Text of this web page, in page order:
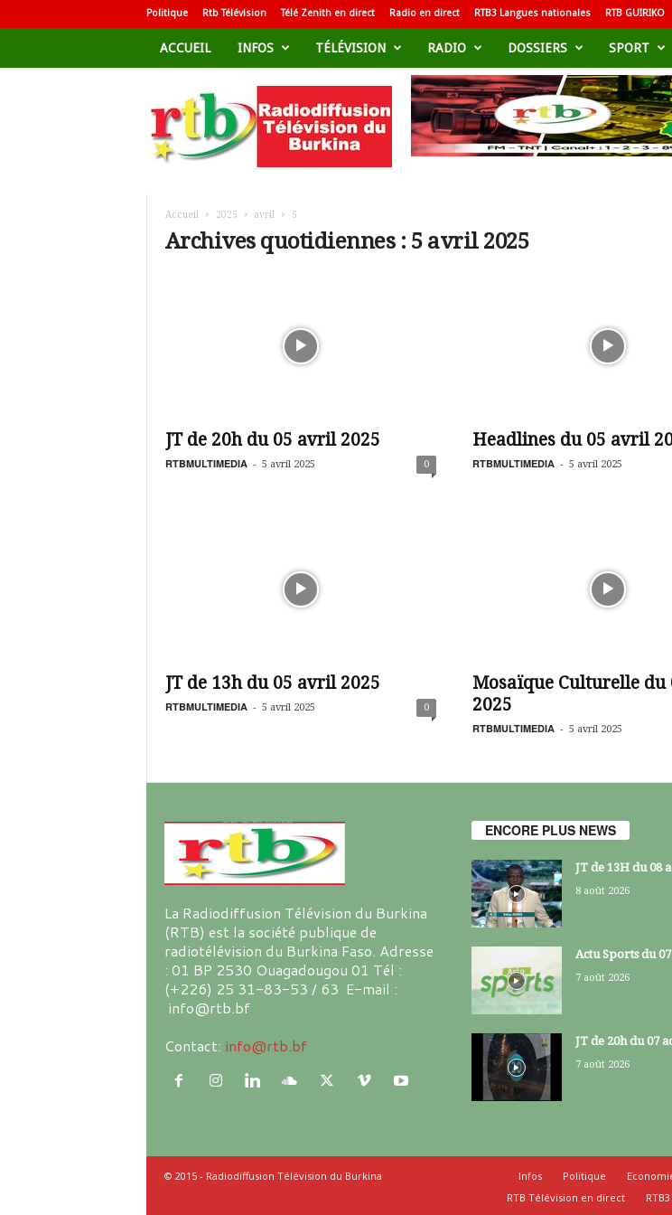
Politique Rtb Télévision Télé Zenith en direct Radio en direct RTB3 Langues nationales RTB GUIRIKO
ACCUEIL INFOS TÉLÉVISION RADIO DOSSIERS SPORT
d
i
Accueil 2025 avril 5
Archives quotidiennes : 5 avril 2025
JT de 20h du 05 avril 2025
RTBMULTIMEDIA - 5 avril 2025 0
Headlines du 05 avril
RTBMULTIMEDIA - 5 avril 2025
JT de 13h du 05 avril 2025
RTBMULTIMEDIA - 5 avril 2025 0
Mosaïque Culturelle du
2025
RTBMULTIMEDIA - 5 avril 2025
La Radiodiffusion Télévision du Burkina
(RTB) est la société publique de
radiotélévision du Burkina Faso. Adresse
: 01 BP 2530 Ouagadougou 01 Tél :
(+226) 25 31-83-53 / 63 E-mail :
info@rtb.bf
Contact: info@rtb.bf
ENCORE PLUS NEWS
JT de 13H du 08
8 août 2026
Actu Sports du
7 août 2026
JT de 20h du 07
7 août 2026
Infos Politique
RTB Télévision en direct
© 2015 - Radiodiffusion Télévision du Burkina